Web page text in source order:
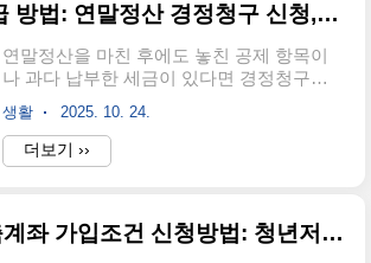
경정청구 환급 방법: 연말정산 경정청구 신청, 환급기간
연말정산을 마친 후에도 놓친 공제 항목이
나 과다 납부한 세금이 있다면 경정청구를
통해 환급받을 수 있습니다. 특히 최근 5년
이내 세금 신고에서 실수가 있었다면 상당
한 금액을 돌려받을 가능성이 높습니다. 많
은 사람들이 경정청구 제도를 모르거나 신
구를 통해 세금을 환급받는 구체적인 방법
생활 2025. 10. 24.
더보기 ››
청년내일저축계좌 가입조건 신청방법: 청년저축 혜택, 청년내일저축 소득조건